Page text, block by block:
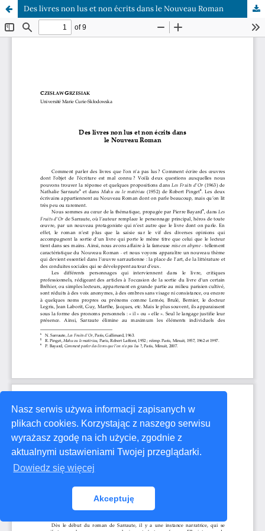
Nasz serwis używa informacji zapisanych w
plikach cookies. Korzystając z naszego serwisu
wyrażasz zgodę na ich użycie, zgodnie z
aktualnymi ustawieniami Twojej przeglądarki.
Dowiedz się więcej
Akceptuję
Des livres non lus et non écrits dans le Nouveau Roman